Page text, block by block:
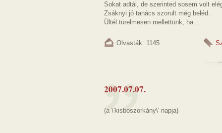
Sokat adtál, de szerinted sosem volt
Zsáknyi jó tanács szorult még beléd.
Ültél türelmesen mellettünk, ha ...
Olvasták: 1145
2007.07.07.
(a \'kisboszorkány\' napja)